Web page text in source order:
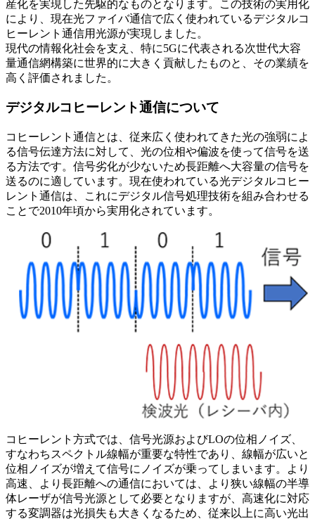
産化を実現した先駆的なものとなります。この技術の実用化
により、現在光ファイバ通信で広く使われているデジタルコ
ヒーレント通信用光源が実現しました。
現代の情報化社会を支え、特に5Gに代表される次世代大容
量通信網構築に世界的に大きく貢献したものと、その業績を
高く評価されました。
デジタルコヒーレント通信について
コヒーレント通信とは、従来広く使われてきた光の強弱によ
る信号伝達方法に対して、光の位相や偏波を使って信号を送
る方法です。信号劣化が少ないため長距離へ大容量の信号を
送るのに適しています。現在使われている光デジタルコヒー
レント通信は、これにデジタル信号処理技術を組み合わせる
ことで2010年頃から実用化されています。
コヒーレント方式では、信号光源およびLOの位相ノイズ、
すなわちスペクトル線幅が重要な特性であり、線幅が広いと
位相ノイズが増えて信号にノイズが乗ってしまいます。より
高速、より長距離への通信においては、より狭い線幅の半導
体レーザが信号光源として必要となりますが、高速化に対応
する変調器は光損失も大きくなるため、従来以上に高い光出